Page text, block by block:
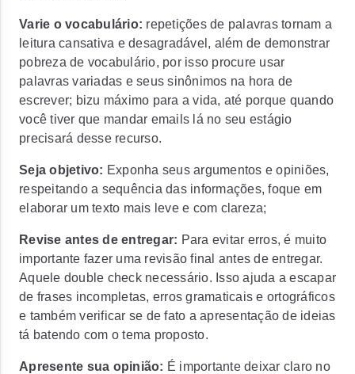
Varie o vocabulário: repetições de palavras tornam a
leitura cansativa e desagradável, além de demonstrar
pobreza de vocabulário, por isso procure usar
palavras variadas e seus sinônimos na hora de
escrever; bizu máximo para a vida, até porque quando
você tiver que mandar emails lá no seu estágio
precisará desse recurso.
Seja objetivo: Exponha seus argumentos e opiniões,
respeitando a sequência das informações, foque em
elaborar um texto mais leve e com clareza;
Revise antes de entregar: Para evitar erros, é muito
importante fazer uma revisão final antes de entregar.
Aquele double check necessário. Isso ajuda a escapar
de frases incompletas, erros gramaticais e ortográficos
e também verificar se de fato a apresentação de ideias
tá batendo com o tema proposto.
Apresente sua opinião: É importante deixar claro no